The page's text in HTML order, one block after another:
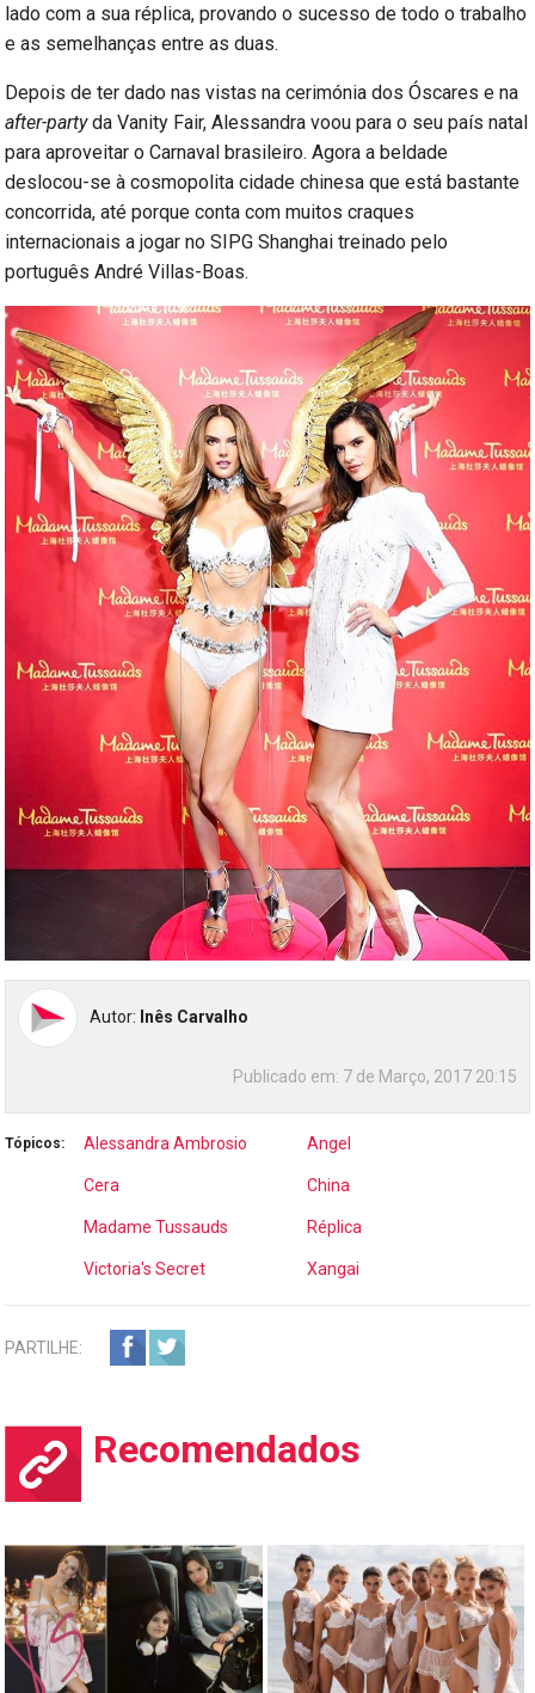
lado com a sua réplica, provando o sucesso de todo o trabalho
e as semelhanças entre as duas.
Depois de ter dado nas vistas na cerimónia dos Óscares e na
after-partyda Vanity Fair, Alessandra voou para o seu país natal
para aproveitar o Carnaval brasileiro. Agora a beldade
deslocou-se à cosmopolita cidade chinesa que está bastante
concorrida, até porque conta com muitos craques
internacionais a jogar no SIPG Shanghai treinado pelo
português André Villas-Boas.
Autor: Inês Carvalho
Publicado em: 7 de Março, 2017 20:15
Tópicos: Alessandra Ambrosio Angel
Cera China
Madame Tussauds Réplica
Victoria's Secret Xangai
PARTILHE:
Recomendados